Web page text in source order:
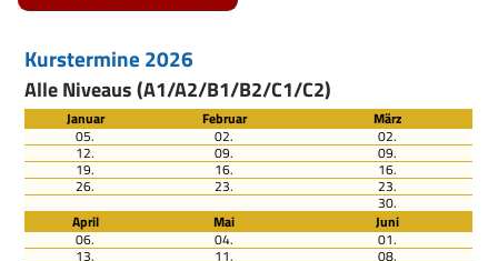
Kurstermine 2026
Alle Niveaus (A1/A2/B1/B2/C1/C2)
Januar Februar
März
05.
02. 02.
12. 09. 09.
19. 16. 16.
26. 23. 23.
30.
April
Mai
Juni
06.
04. 01.
13. 11. 08.